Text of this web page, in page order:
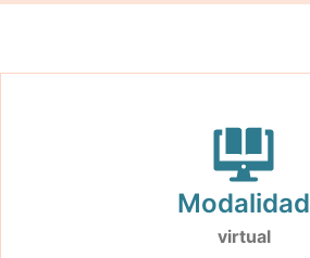
Modalidad
virtual